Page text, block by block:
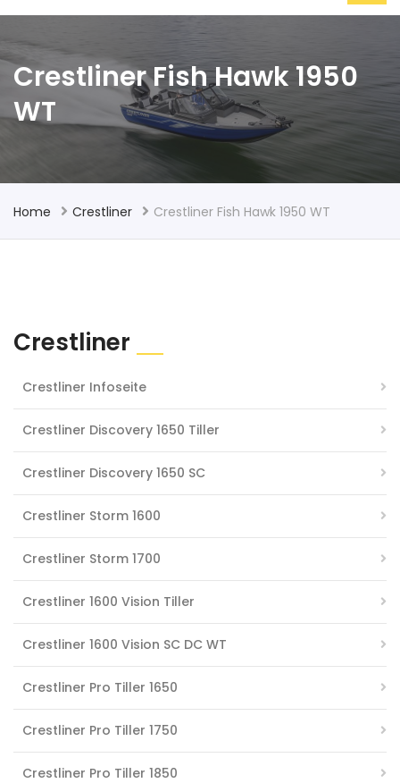
Crestliner Fish Hawk 1950
WT
Home Crestliner Crestliner Fish Hawk 1950 WT
Crestliner
Crestliner Infoseite
Crestliner Discovery 1650 Tiller
Crestliner Discovery 1650 SC
Crestliner Storm 1600
Crestliner Storm 1700
Crestliner 1600 Vision Tiller
Crestliner 1600 Vision SC DC WT
Crestliner Pro Tiller 1650
Crestliner Pro Tiller 1750
Crestliner Pro Tiller 1850